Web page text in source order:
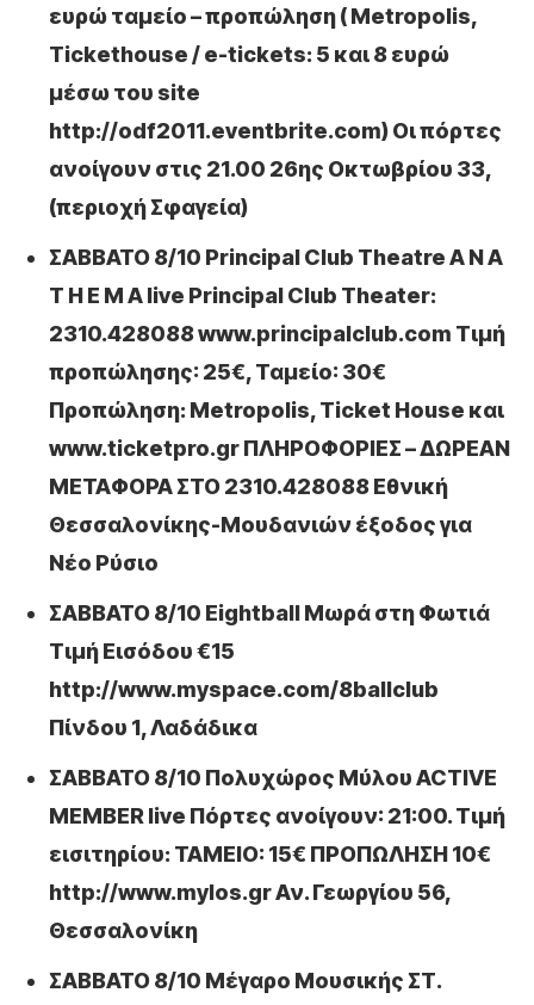
ευρώ ταμείο – προπώληση ( Metropolis,
Tickethouse / e-tickets: 5 και 8 ευρώ
μέσω του site
http://odf2011.eventbrite.com) Οι πόρτες
ανοίγουν στις 21.00 26ης Οκτωβρίου 33,
(περιοχή Σφαγεία)
ΣΑΒΒΑΤΟ 8/10 Principal Club Theatre A N A
T H E M A live Principal Club Theater:
2310.428088 www.principalclub.com Τιμή
προπώλησης: 25€, Ταμείο: 30€
Προπώληση: Metropolis, Ticket House και
www.ticketpro.gr ΠΛΗΡΟΦΟΡΙΕΣ – ΔΩΡΕΑΝ
ΜΕΤΑΦΟΡΑ ΣΤΟ 2310.428088 Εθνική
Θεσσαλονίκης-Μουδανιών έξοδος για
Νέο Ρύσιο
ΣΑΒΒΑΤΟ 8/10 Eightball Μωρά στη Φωτιά
Τιμή Εισόδου €15
http://www.myspace.com/8ballclub
Πίνδου 1, Λαδάδικα
ΣΑΒΒΑΤΟ 8/10 Πολυχώρος Μύλου ACTIVE
MEMBER live Πόρτες ανοίγουν: 21:00. Τιμή
εισιτηρίου: ΤΑΜΕΙΟ: 15€ ΠΡΟΠΩΛΗΣΗ 10€
http://www.mylos.gr Αν. Γεωργίου 56,
Θεσσαλονίκη
ΣΑΒΒΑΤΟ 8/10 Μέγαρο Μουσικής ΣΤ.